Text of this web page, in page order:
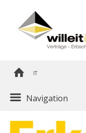
IT
Navigation